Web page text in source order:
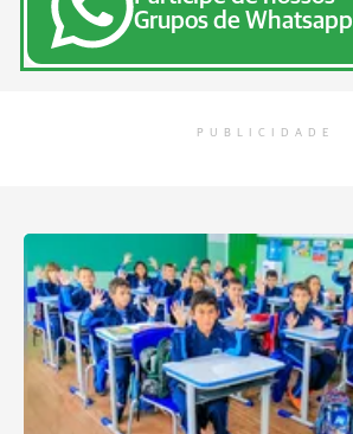
Grupos de Whatsapp
PUBLICIDADE